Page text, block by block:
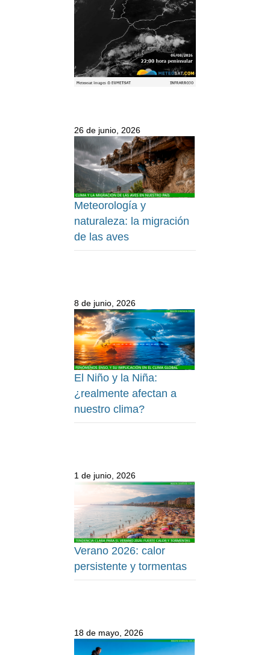
26 de junio, 2026
Meteorología y
naturaleza: la migración
de las aves
8 de junio, 2026
El Niño y la Niña:
¿realmente afectan a
nuestro clima?
1 de junio, 2026
Verano 2026: calor
persistente y tormentas
18 de mayo, 2026